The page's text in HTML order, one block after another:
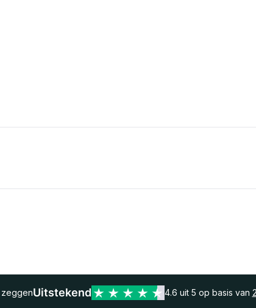
Uitstekend 4.6 uit 5 op basis van